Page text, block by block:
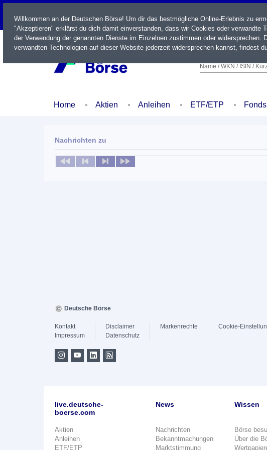
LIVE
Name / WKN / ISIN /
Home Aktien Anleihen ETF/ETP Fonds
Nachrichten zu
Keine News verfügbar
Willkommen an der Deutschen Börse! Um dir das bestmögliche Online-Erlebnis zu
"Akzeptieren" erklärst du dich damit einverstanden, dass wir Cookies oder verwandte
der Verwendung der genannten Dienste im Einzelnen zustimmen oder
verwandten Technologien auf dieser Website jederzeit widersprechen kannst, findest
Deutsche Börse
Kontakt
Impressum
Disclaimer
Datenschutz
Markenrechte Cookie-
live.deutsche-
boerse.com
Aktien
Anleihen
ETF/ETP
News
Nachrichten
Bekanntmachungen
Marktstimmung
Wissen
Börse
Über die